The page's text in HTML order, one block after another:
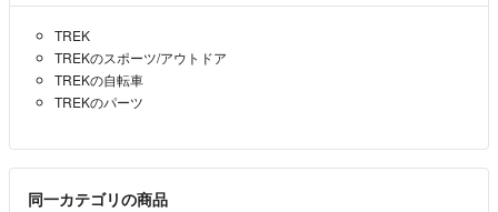
TREK
TREKのスポーツ/アウトドア
TREKの自転車
TREKのパーツ
同一カテゴリの商品